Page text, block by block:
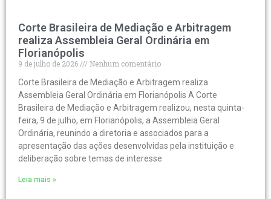
Corte Brasileira de Mediação e Arbitragem
realiza Assembleia Geral Ordinária em
Florianópolis
9 de julho de 2026
Nenhum comentário
Corte Brasileira de Mediação e Arbitragem realiza
Assembleia Geral Ordinária em Florianópolis A Corte
Brasileira de Mediação e Arbitragem realizou, nesta quinta-
feira, 9 de julho, em Florianópolis, a Assembleia Geral
Ordinária, reunindo a diretoria e associados para a
apresentação das ações desenvolvidas pela instituição e
deliberação sobre temas de interesse
Leia mais »